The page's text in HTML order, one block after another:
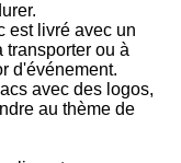
est livré avec un
transporter ou à
d'événement.
avec des logos,
au thème de